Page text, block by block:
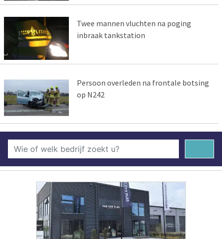
Twee mannen vluchten na poging
inbraak tankstation
Persoon overleden na frontale botsing
op N242